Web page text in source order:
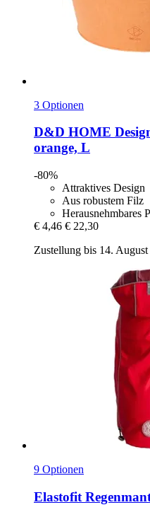
3 Optionen
D&D HOME
orange, L
-80%
Attraktives Design
Aus robustem Filz
Herausnehmbares
€ 4,46 € 22,30
Zustellung bis 14. August
9 Optionen
Elastofit